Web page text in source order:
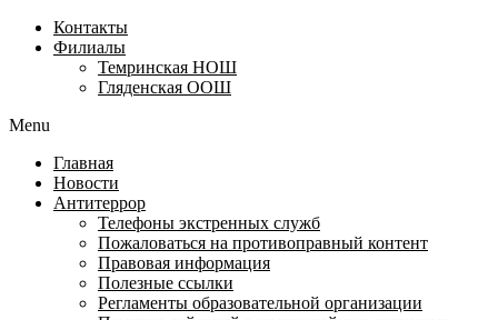
Контакты
Филиалы
Темринская НОШ
Гляденская ООШ
Menu
Главная
Новости
Антитеррор
Телефоны экстренных служб
Пожаловаться на противоправный контент
Правовая информация
Полезные ссылки
Регламенты образовательной организации